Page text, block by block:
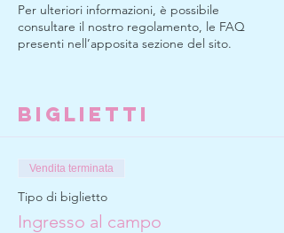
Per ulteriori informazioni, è possibile
consultare il nostro regolamento, le FAQ
presenti nell’apposita sezione del sito.
Biglietti
Vendita terminata
Tipo di biglietto
Ingresso al campo